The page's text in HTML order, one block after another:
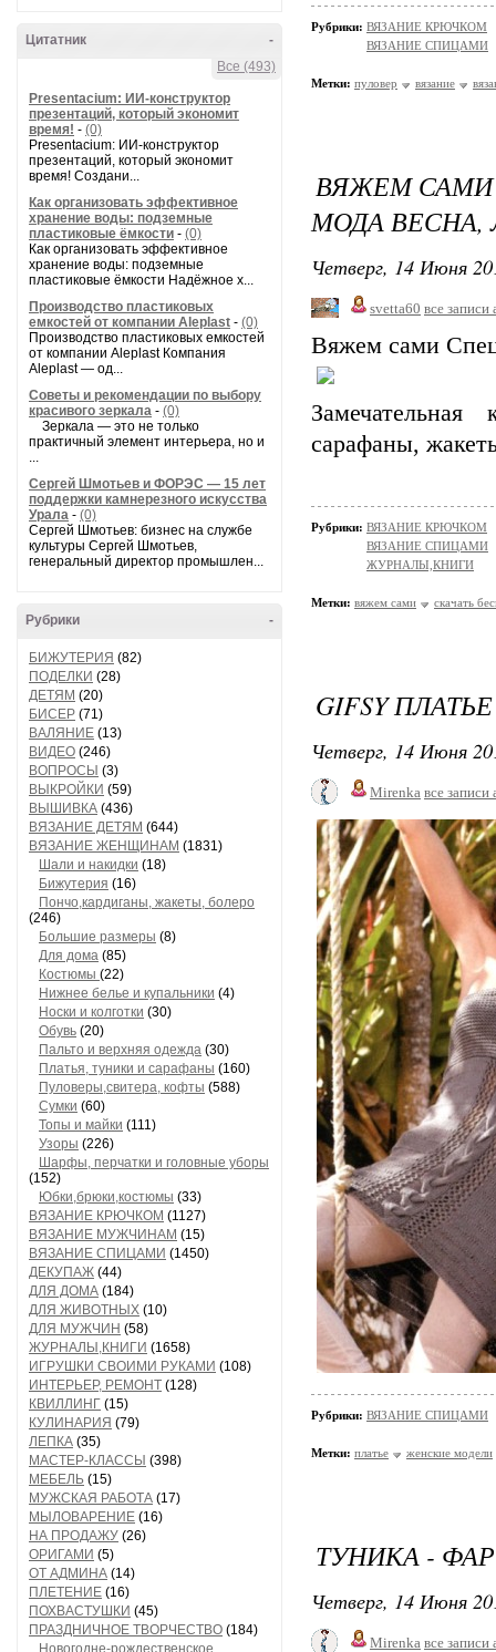
-
Цитатник
Все (493)
Presentacium: ИИ‑конструктор
презентаций, который экономит
время! - (0)
Presentacium: ИИ‑конструктор
презентаций, который экономит
время! Создани...
Как организовать эффективное
хранение воды: подземные
пластиковые ёмкости - (0)
Как организовать эффективное
хранение воды: подземные
пластиковые ёмкости Надёжное х...
Производство пластиковых
емкостей от компании Aleplast - (0)
Производство пластиковых емкостей
от компании Aleplast Компания
Aleplast — од...
Советы и рекомендации по выбору
красивого зеркала - (0)
Зеркала — это не только
практичный элемент интерьера, но и
...
Сергей Шмотьев и ФОРЭС — 15 лет
поддержки камнерезного искусства
Урала - (0)
Сергей Шмотьев: бизнес на службе
культуры Сергей Шмотьев,
генеральный директор промышлен...
-
Рубрики
БИЖУТЕРИЯ (82)
ПОДЕЛКИ (28)
ДЕТЯМ (20)
БИСЕР (71)
ВАЛЯНИЕ (13)
ВИДЕО (246)
ВОПРОСЫ (3)
ВЫКРОЙКИ (59)
ВЫШИВКА (436)
ВЯЗАНИЕ ДЕТЯМ (644)
ВЯЗАНИЕ ЖЕНЩИНАМ (1831)
Шали и накидки (18)
Бижутерия (16)
Пончо,кардиганы, жакеты, болеро
(246)
Большие размеры (8)
Для дома (85)
Костюмы (22)
Нижнее белье и купальники (4)
Носки и колготки (30)
Обувь (20)
Пальто и верхняя одежда (30)
Платья, туники и сарафаны (160)
Пуловеры,свитера, кофты (588)
Сумки (60)
Топы и майки (111)
Узоры (226)
Шарфы, перчатки и головные уборы
(152)
Юбки,брюки,костюмы (33)
ВЯЗАНИЕ КРЮЧКОМ (1127)
ВЯЗАНИЕ МУЖЧИНАМ (15)
ВЯЗАНИЕ СПИЦАМИ (1450)
ДЕКУПАЖ (44)
ДЛЯ ДОМА (184)
ДЛЯ ЖИВОТНЫХ (10)
ДЛЯ МУЖЧИН (58)
ЖУРНАЛЫ,КНИГИ (1658)
ИГРУШКИ СВОИМИ РУКАМИ (108)
ИНТЕРЬЕР, РЕМОНТ (128)
КВИЛЛИНГ (15)
КУЛИНАРИЯ (79)
ЛЕПКА (35)
МАСТЕР-КЛАССЫ (398)
МЕБЕЛЬ (15)
МУЖСКАЯ РАБОТА (17)
МЫЛОВАРЕНИЕ (16)
НА ПРОДАЖУ (26)
ОРИГАМИ (5)
ОТ АДМИНА (14)
ПЛЕТЕНИЕ (16)
ПОХВАСТУШКИ (45)
ПРАЗДНИЧНОЕ ТВОРЧЕСТВО (184)
Новогодне-рождественское
Рубрики: ВЯЗАНИЕ КРЮЧКОМ
ВЯЗАНИЕ СПИЦАМИ
Метки: пуловер вязание
ВЯЖЕМ САМИ
МОДА ВЕСНА,
Четверг, 14 Июня
svetta60 все записи
Вяжем сами
сарафаны,
Рубрики: ВЯЗАНИЕ КРЮЧКОМ
ВЯЗАНИЕ СПИЦАМИ
ЖУРНАЛЫ,КНИГИ
Метки: вяжем сами скачать
GIFSY ПЛАТЬЕ
Четверг, 14 Июня
Mirenka все записи
Рубрики: ВЯЗАНИЕ СПИЦАМИ
Метки: платье женские модели
ТУНИКА -
Четверг, 14 Июня
Mirenka все записи